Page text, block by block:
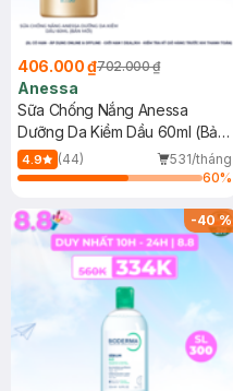
406.000 ₫702.000 ₫
Anessa
Sữa Chống Nắng Anessa
Dưỡng Da Kiềm Dầu 60ml (Bản
Mới)
4.9 (44)
531/tháng
60%
-40%